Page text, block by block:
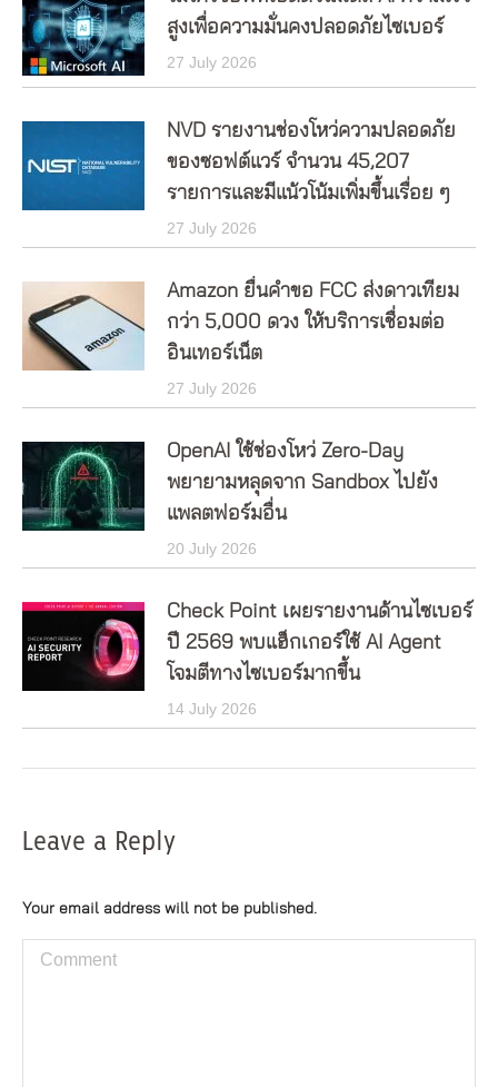
สูงเพื่อความมั่นคงปลอดภัยไซเบอร์
27 July 2026
NVD รายงานช่องโหว่ความปลอดภัย
ของซอฟต์แวร์ จำนวน 45,207
รายการและมีแน้วโน้มเพิ่มขึ้นเรื่อย ๆ
27 July 2026
Amazon ยื่นคำขอ FCC ส่งดาวเทียม
กว่า 5,000 ดวง ให้บริการเชื่อมต่อ
อินเทอร์เน็ต
27 July 2026
OpenAI ใช้ช่องโหว่ Zero-Day
พยายามหลุดจาก Sandbox ไปยัง
แพลตฟอร์มอื่น
20 July 2026
Check Point เผยรายงานด้านไซเบอร์
ปี 2569 พบแฮ็กเกอร์ใช้ AI Agent
โจมตีทางไซเบอร์มากขึ้น
14 July 2026
Leave a Reply
Your email address will not be published.
Comment